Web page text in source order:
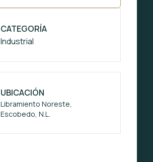
CATEGORÍA
Industrial
UBICACIÓN
Libramiento Noreste,
Escobedo, N.L.